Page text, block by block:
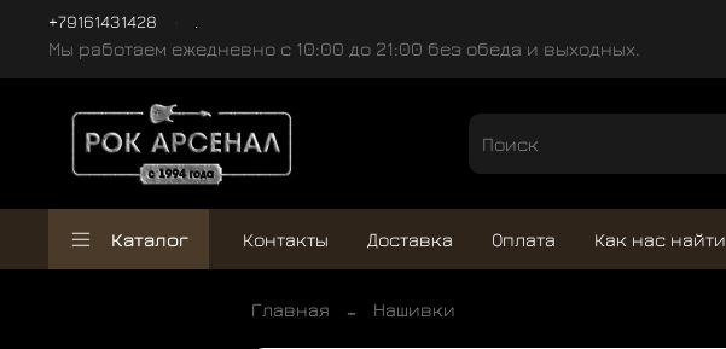
Мы работаем ежедневно с 10:00 до 21:00 без обеда и выходных.
+79161431428
Каталог Контакты Доставка Оплата Как нас найти
Главная Нашивки